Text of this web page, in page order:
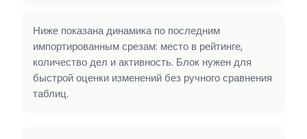
Ниже показана динамика по последним
импортированным срезам: место в рейтинге,
количество дел и активность. Блок нужен для
быстрой оценки изменений без ручного сравнения
таблиц.